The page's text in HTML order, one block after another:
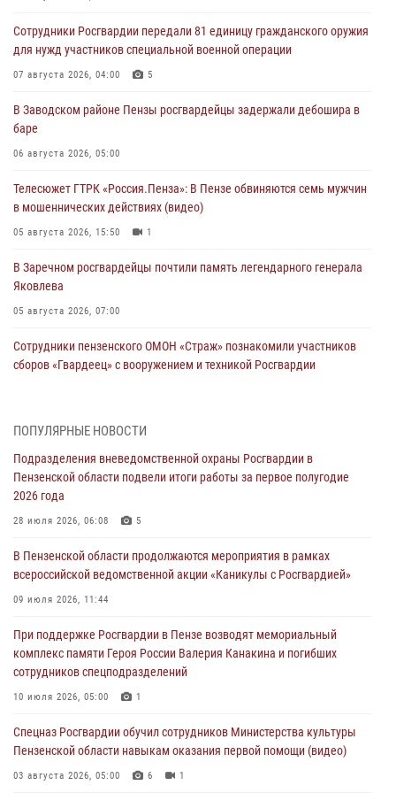
Сотрудники Росгвардии передали 81 единицу гражданского оружия
для нужд участников специальной военной операции
07 августа 2026, 04:00 5
В Заводском районе Пензы росгвардейцы задержали дебошира в
баре
06 августа 2026, 05:00
Телесюжет ГТРК «Россия.Пенза»: В Пензе обвиняются семь мужчин
в мошеннических действиях (видео)
05 августа 2026, 15:50 1
В Заречном росгвардейцы почтили память легендарного генерала
Яковлева
05 августа 2026, 07:00
Сотрудники пензенского ОМОН «Страж» познакомили участников
сборов «Гвардеец» с вооружением и техникой Росгвардии
В Пензе сотрудники Росгвардии оказали помощь
05 августа 2026, 04:00
В Пензе при силовой поддержке Росгвардии пресечена
деятельность ОПГ, маскировавшейся под реабилитационный центр
4
В Управлении Росгвардии по Пензенской области подвели итоги
04 августа 2026, 06:08
Росгвардия обеспечила безопасность праздничных мероприятий в
День ВДВ в Пензе
ПОПУЛЯРНЫЕ НОВОСТИ
Подразделения вневедомственной охраны Росгвардии в
Пензенской области подвели итоги работы за первое полугодие
2026 года
28 июля 2026, 06:08 5
В Пензенской области продолжаются мероприятия в рамках
всероссийской ведомственной акции «Каникулы с Росгвардией»
09 июля 2026, 11:44
При поддержке Росгвардии в Пензе возводят мемориальный
комплекс памяти Героя России Валерия Канакина и погибших
сотрудников спецподразделений
10 июля 2026, 05:00 1
Спецназ Росгвардии обучил сотрудников Министерства культуры
Пензенской области навыкам оказания первой помощи (видео)
03 августа 2026, 05:00 6 1